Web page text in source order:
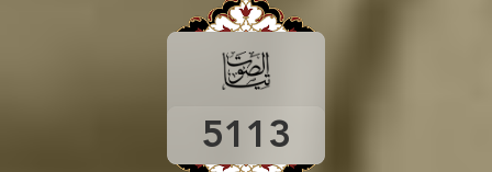
5113